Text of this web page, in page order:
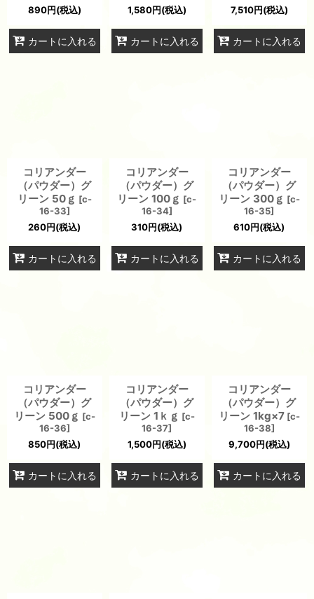
890円(税込)
カートに入れる
1,580円(税込)
カートに入れる
7,510円(税込)
カートに入れる
コリアンダー
（パウダー）グ
リーン 50ｇ [c-
16-33]
260円(税込)
カートに入れる
コリアンダー
（パウダー）グ
リーン 100ｇ [c-
16-34]
310円(税込)
カートに入れる
コリアンダー
（パウダー）グ
リーン 300ｇ [c-
16-35]
610円(税込)
カートに入れる
コリアンダー
（パウダー）グ
リーン 500ｇ [c-
16-36]
850円(税込)
カートに入れる
コリアンダー
（パウダー）グ
リーン 1ｋｇ [c-
16-37]
1,500円(税込)
カートに入れる
コリアンダー
（パウダー）グ
リーン 1kg×7 [c-
16-38]
9,700円(税込)
カートに入れる